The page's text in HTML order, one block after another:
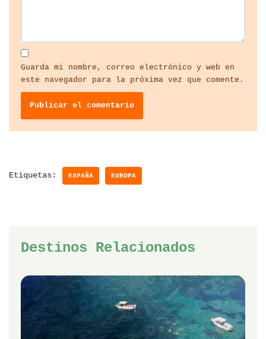
Guarda mi nombre, correo electrónico y web en
este navegador para la próxima vez que comente.
Etiquetas: ESPAÑA EUROPA
Destinos Relacionados